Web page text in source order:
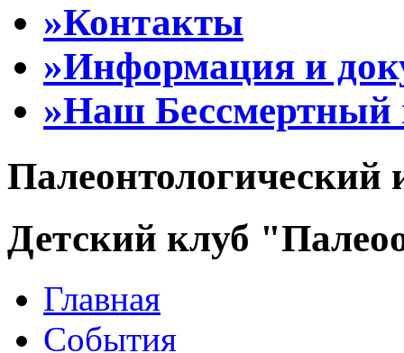
»Контакты
»Информация и
»Наш Бессмертный
Палеонтологический
Детский клуб
Главная
События